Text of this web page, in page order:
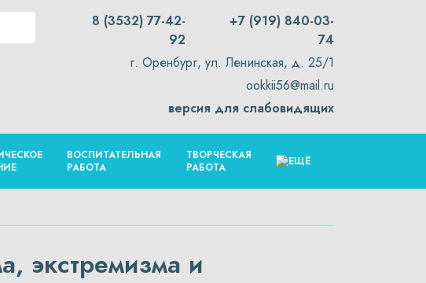
8 (3532) 77-42-
92
+7 (919) 840-03-
74
г. Оренбург, ул. Ленинская, д. 25/1
ookkii56@mail.ru
версия для слабовидящих
ВОСПИТАТЕЛЬНАЯ
РАБОТА
ТВОРЧЕСКАЯ
РАБОТА
экстремизма и